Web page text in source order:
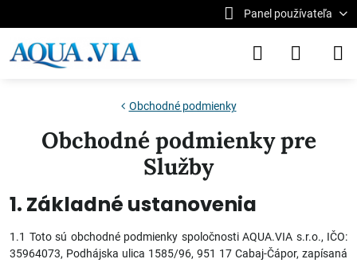
Panel používateľa
Obchodné podmienky
Obchodné podmienky pre
Služby
1. Základné ustanovenia
1.1 Toto sú obchodné podmienky spoločnosti AQUA.VIA s.r.o., IČO:
35964073, Podhájska ulica 1585/96, 951 17 Cabaj-Čápor, zapísaná